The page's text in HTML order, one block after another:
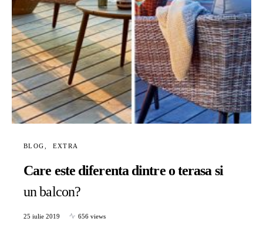
BLOG EXTRA
Care este diferenta dintre o terasa si
un balcon?
25 iulie 2019 656 views